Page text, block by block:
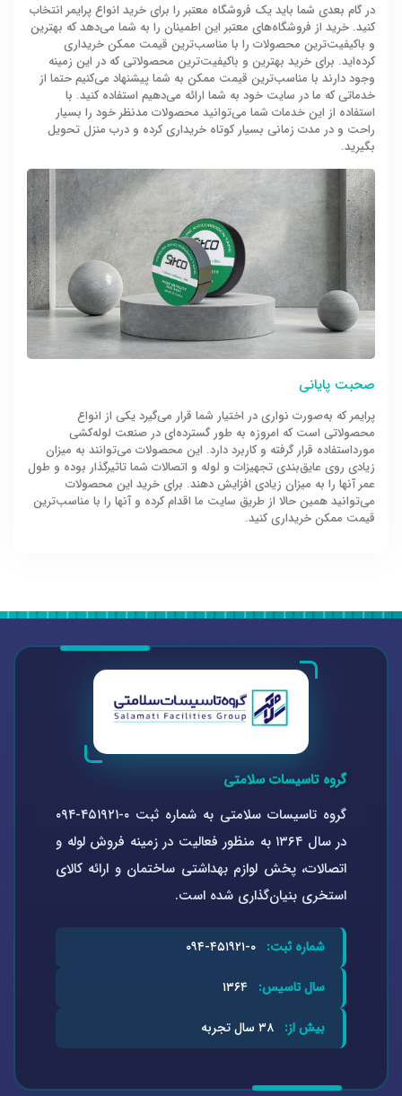
در گام بعدی شما باید یک فروشگاه معتبر را برای خرید انواع پرایمر انتخاب
کنید. خرید از فروشگاه‌های معتبر این اطمینان را به شما می‌دهد که بهترین
و باکیفیت‌ترین محصولات را با مناسب‌ترین قیمت ممکن خریداری
کرده‌اید. برای خرید بهترین و باکیفیت‌ترین محصولاتی که در این زمینه
وجود دارند با مناسب‌ترین قیمت ممکن به شما پیشنهاد می‌کنیم حتما از
خدماتی که ما در سایت خود به شما ارائه می‌دهیم استفاده کنید. با
استفاده از این خدمات شما می‌توانید محصولات مدنظر خود را بسیار
راحت و در مدت‌ زمانی بسیار کوتاه خریداری کرده و درب منزل تحویل
بگیرید.
صحبت پایانی
پرایمر که به‌صورت نواری در اختیار شما قرار می‌گیرد یکی از انواع
محصولاتی است که امروزه به طور گسترده‌ای در صنعت لوله‌کشی
مورداستفاده قرار گرفته و کاربرد دارد. این محصولات می‌توانند به میزان
زیادی روی عایق‌بندی تجهیزات و لوله و اتصالات شما تاثیرگذار بوده و طول
عمر آنها را به میزان زیادی افزایش دهند. برای خرید این محصولات
می‌توانید همین حالا از طریق سایت ما اقدام کرده و آنها را با مناسب‌ترین
قیمت ممکن خریداری کنید.
گروه تاسیسات سلامتی
گروه تاسیسات سلامتی به شماره ثبت ۰-۴۵۱۹۲۱-۰۹۴
در سال ۱۳۶۴ به منظور فعالیت در زمینه فروش لوله و
اتصالات، پخش لوازم بهداشتی ساختمان و ارائه کالای
استخری بنیان‌گذاری شده است.
شماره ثبت:
سال تاسیس:
بیش از: